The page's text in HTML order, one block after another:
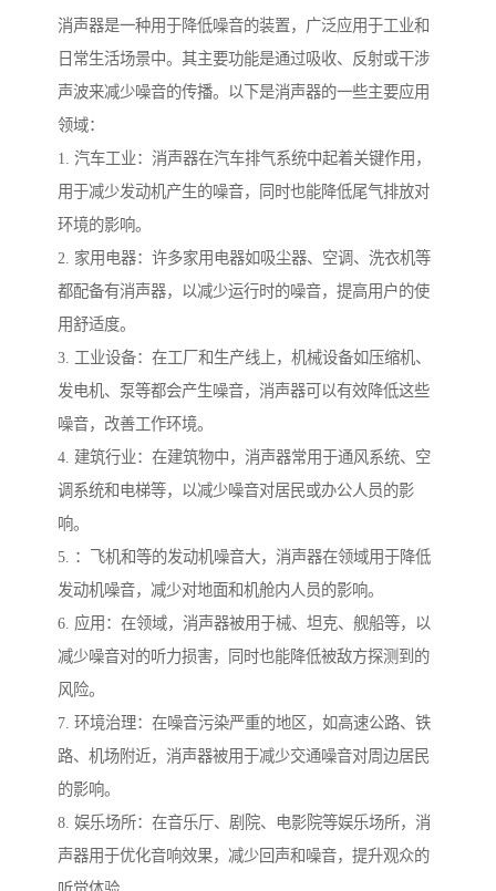
消声器是一种用于降低噪音的装置，广泛应用于工业和
日常生活场景中。其主要功能是通过吸收、反射或干涉
声波来减少噪音的传播。以下是消声器的一些主要应用
领域：
1. 汽车工业：消声器在汽车排气系统中起着关键作用，
用于减少发动机产生的噪音，同时也能降低尾气排放对
环境的影响。
2. 家用电器：许多家用电器如吸尘器、空调、洗衣机等
都配备有消声器，以减少运行时的噪音，提高用户的使
用舒适度。
3. 工业设备：在工厂和生产线上，机械设备如压缩机、
发电机、泵等都会产生噪音，消声器可以有效降低这些
噪音，改善工作环境。
4. 建筑行业：在建筑物中，消声器常用于通风系统、空
调系统和电梯等，以减少噪音对居民或办公人员的影
响。
5. ：飞机和等的发动机噪音大，消声器在领域用于降低
发动机噪音，减少对地面和机舱内人员的影响。
6. 应用：在领域，消声器被用于械、坦克、舰船等，以
减少噪音对的听力损害，同时也能降低被敌方探测到的
风险。
7. 环境治理：在噪音污染严重的地区，如高速公路、铁
路、机场附近，消声器被用于减少交通噪音对周边居民
的影响。
8. 娱乐场所：在音乐厅、剧院、电影院等娱乐场所，消
声器用于优化音响效果，减少回声和噪音，提升观众的